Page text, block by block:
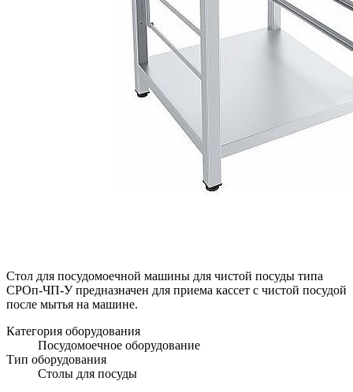
Стол для посудомоечной машины для чистой посуды типа
СРОп-ЧП-У предназначен для приема кассет с чистой посудой
после мытья на машине.
Категория оборудования
Посудомоечное оборудование
Тип оборудования
Столы для посуды